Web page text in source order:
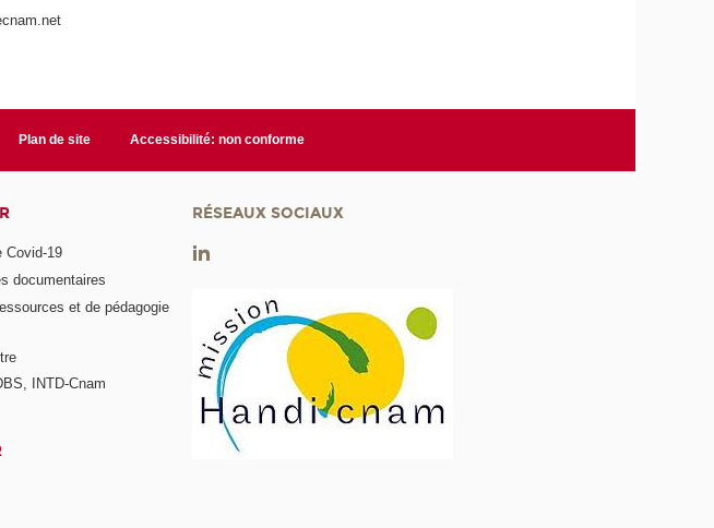
Plan de site Accessibilité: non conforme
Covid-19
documentaires
et de pédagogie
INTD-Cnam
RÉSEAUX SOCIAUX